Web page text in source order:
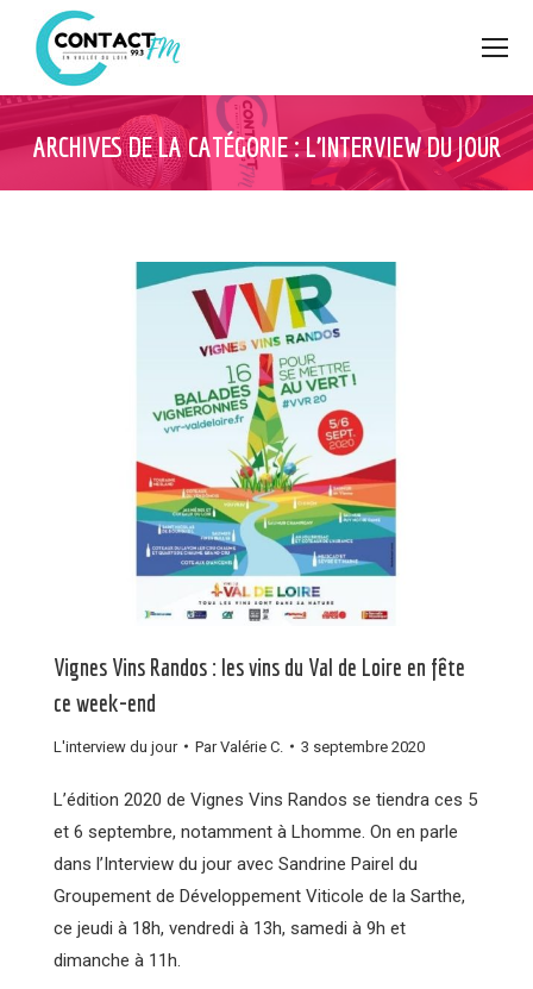
ARCHIVES DE LA CATÉGORIE :L’INTERVIEW DU JOUR
Vignes Vins Randos : les vins du Val de Loire en fête
ce week-end
L'interview du jour ParValérie C. 3 septembre 2020
L’édition 2020 de Vignes Vins Randos se tiendra ces 5
et 6 septembre, notamment à Lhomme. On en parle
dans l’Interview du jour avec Sandrine Pairel du
Groupement de Développement Viticole de la Sarthe,
ce jeudi à 18h, vendredi à 13h, samedi à 9h et
dimanche à 11h.